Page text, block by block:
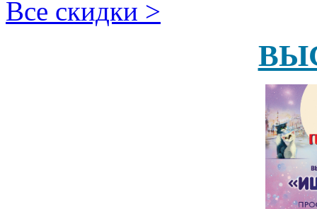
Все скидки >